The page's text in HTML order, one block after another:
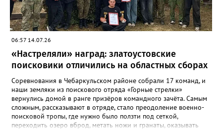
06:57 14.07.26
«Настреляли» наград: златоустовские
поисковики отличились на областных сборах
Соревнования в Чебаркульском районе собрали 17 команд, и
наши земляки из поискового отряда «Горные стрелки»
вернулись домой в ранге призёров командного зачёта. Самым
сложным, рассказывают в отряде, стало преодоление военно-
поисковой тропы, где нужно было ползти под сеткой,
переходить озеро вброд, метать ножи и гранаты, оказывать